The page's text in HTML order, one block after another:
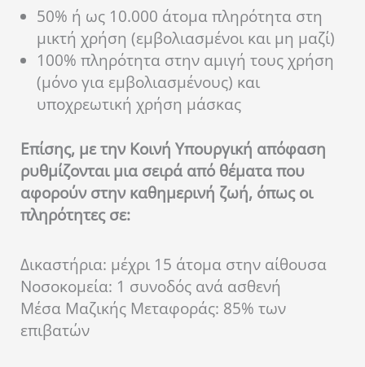
50% ή ως 10.000 άτομα πληρότητα στη
μικτή χρήση (εμβολιασμένοι και μη μαζί)
100% πληρότητα στην αμιγή τους χρήση
(μόνο για εμβολιασμένους) και
υποχρεωτική χρήση μάσκας
Επίσης, με την Κοινή Υπουργική απόφαση
ρυθμίζονται μια σειρά από θέματα που
αφορούν στην καθημερινή ζωή, όπως οι
πληρότητες σε:
Δικαστήρια: μέχρι 15 άτομα στην αίθουσα
Νοσοκομεία: 1 συνοδός ανά ασθενή
Μέσα Μαζικής Μεταφοράς: 85% των
επιβατών